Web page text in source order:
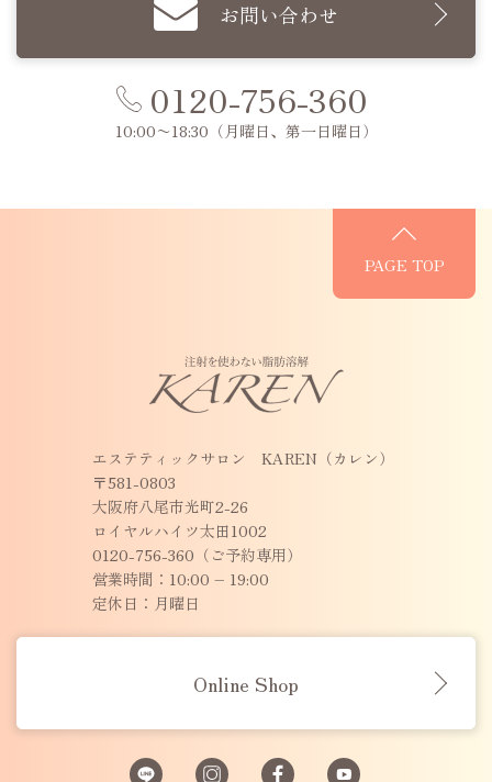
お問い合わせ
0120-756-360
10:00〜18:30 （月曜日、第一日曜日）
PAGE TOP
エステティックサロン KAREN（カレン）
〒581-0803
大阪府八尾市光町2-26
ロイヤルハイツ太田1002
0120-756-360（ご予約専用）
営業時間：10:00 – 19:00
定休日：月曜日
Online Shop